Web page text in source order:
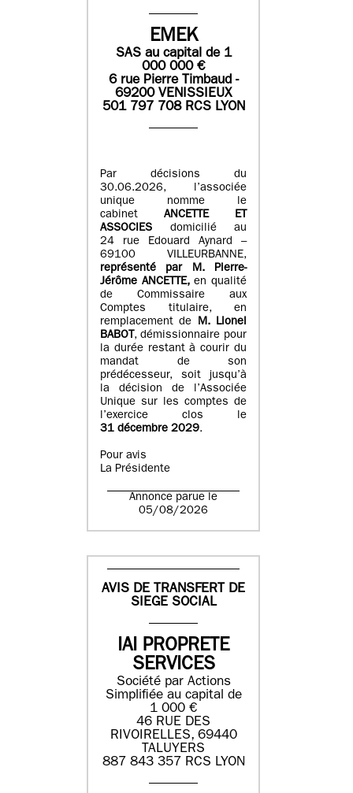
EMEK
SASau capital de 1
000 000€
6 rue Pierre Timbaud -
69200 VENISSIEUX
501 797 708 RCS LYON
Par décisions du
30.06.2026, l’associée
unique nomme le
cabinet ANCETTE ET
ASSOCIES
domicilié au
24 rue Edouard Aynard –
69100 VILLEURBANNE,
représenté par M.Pierre-
Jérôme ANCETTE, en qualité
de Commissaire aux
Comptes titulaire, en
remplacement de M.Lionel
BABOT , démissionnaire pour
la durée restant à courir du
mandat de son
prédécesseur, soit jusqu’à
la décision de l’Associée
Unique sur les comptes de
l’exercice clos le
31 décembre 2029.
Pour avis
La Présidente
Annonce parue le
05/08/2026
AVIS DE TRANSFERT DE
SIEGE SOCIAL
IAI PROPRETE
SERVICES
Société par Actions
Simplifiée au capital de
1 000 €
46 RUE DES
RIVOIRELLES, 69440
TALUYERS
887 843 357 RCS LYON